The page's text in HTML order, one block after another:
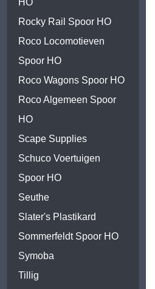
HO
Rocky Rail Spoor HO
Roco Locomotieven
Spoor HO
Roco Wagons Spoor HO
Roco Algemeen Spoor
HO
Scape Supplies
Schuco Voertuigen
Spoor HO
Seuthe
Slater's Plastikard
Sommerfeldt Spoor HO
Symoba
Tillig